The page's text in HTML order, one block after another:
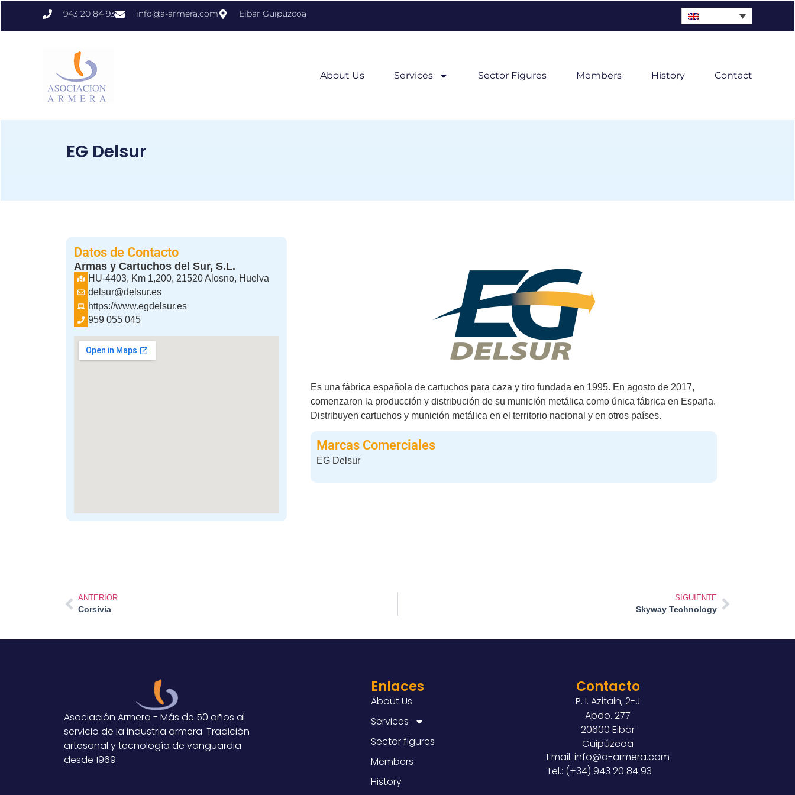
943 20 84 93 info@a-armera.com Eibar Guipúzcoa
About Us Services Sector Figures Members History Contact
EG Delsur
Datos de Contacto
Armas y Cartuchos del Sur, S.L.
HU-4403, Km 1,200, 21520 Alosno, Huelva
delsur@delsur.es
https://www.egdelsur.es
959 055 045
Es una fábrica española de cartuchos para caza y tiro fundada en 1995. En agosto de 2017,
comenzaron la producción y distribución de su munición metálica como única fábrica en España.
Distribuyen cartuchos y munición metálica en el territorio nacional y en otros países.
Marcas Comerciales
EG Delsur
ANTERIOR
Corsivia
SIGUIENTE
Skyway Technology
Asociación Armera - Más de 50 años al
servicio de la industria armera. Tradición
artesanal y tecnología de vanguardia
desde 1969
Enlaces
About Us
Services
Sector figures
Members
History
Contacto
P. I. Azitain, 2-J
Apdo. 277
20600 Eibar
Guipúzcoa
Email: info@a-armera.com
Tel.: (+34) 943 20 84 93